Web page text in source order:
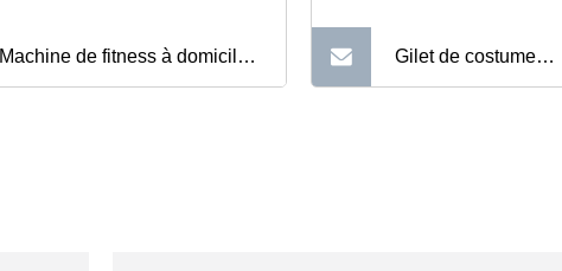
Machine de fitness à domicile Gilet de costume